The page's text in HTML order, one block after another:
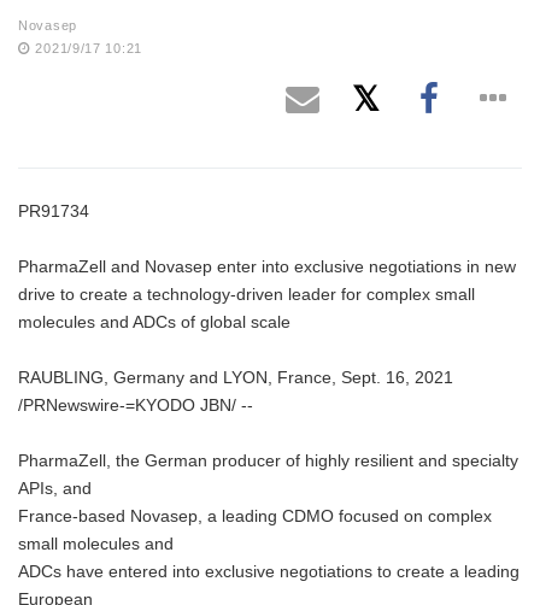
Novasep
2021/9/17 10:21
PR91734
PharmaZell and Novasep enter into exclusive negotiations in new
drive to create a technology-driven leader for complex small
molecules and ADCs of global scale
RAUBLING, Germany and LYON, France, Sept. 16, 2021
/PRNewswire-=KYODO JBN/ --
PharmaZell, the German producer of highly resilient and specialty
APIs, and
France-based Novasep, a leading CDMO focused on complex
small molecules and
ADCs have entered into exclusive negotiations to create a leading
European